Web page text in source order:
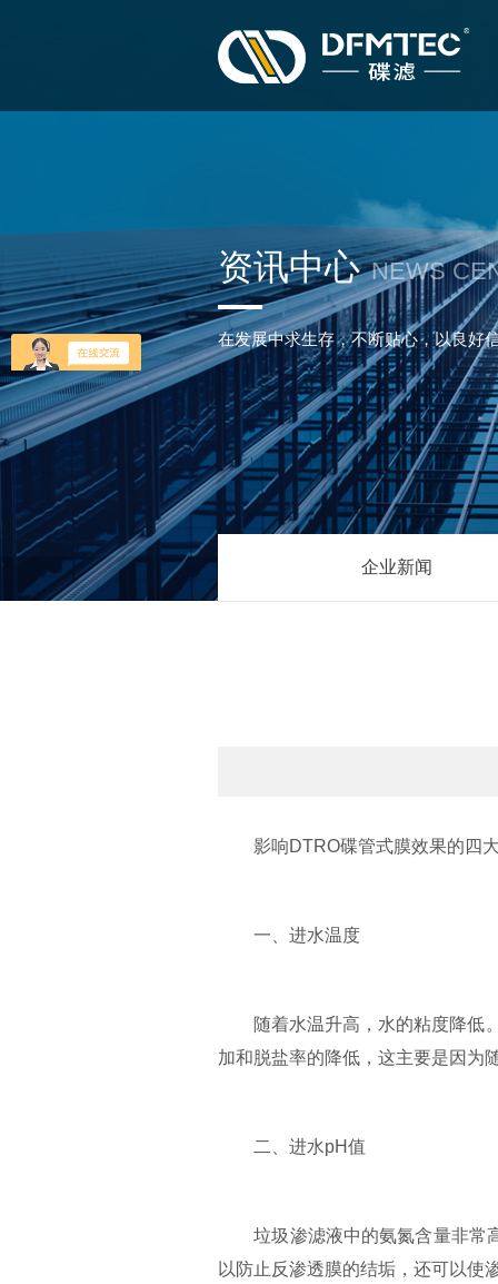
资讯中心 NEWS
在发展中求生存，不断贴心，以良好
企业新闻
影响DTRO碟管式膜效果的四
一、进水温度
随着水温升高，水的粘度降低。
加和脱盐率的降低，这主要是因为
二、进水pH值
垃圾渗滤液中的氨氮含量非常高
以防止反渗透膜的结垢，还可以使